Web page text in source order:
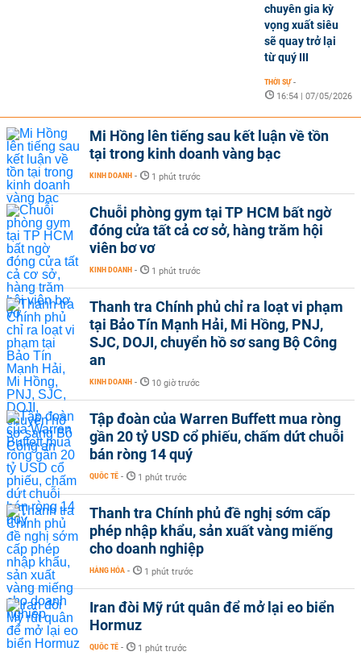
chuyên gia kỳ
vọng xuất siêu
sẽ quay trở lại
từ quý III
THỜI SỰ -
16:54 | 07/05/2026
Mi Hồng lên tiếng sau kết luận về tồn
tại trong kinh doanh vàng bạc
KINH DOANH - 1 phút trước
Chuỗi phòng gym tại TP HCM bất ngờ
đóng cửa tất cả cơ sở, hàng trăm hội
viên bơ vơ
KINH DOANH - 1 phút trước
Thanh tra Chính phủ chỉ ra loạt vi phạm
tại Bảo Tín Mạnh Hải, Mi Hồng, PNJ,
SJC, DOJI, chuyển hồ sơ sang Bộ Công
an
KINH DOANH - 10 giờ trước
Tập đoàn của Warren Buffett mua ròng
gần 20 tỷ USD cổ phiếu, chấm dứt chuỗi
bán ròng 14 quý
QUỐC TẾ - 1 phút trước
Thanh tra Chính phủ đề nghị sớm cấp
phép nhập khẩu, sản xuất vàng miếng
cho doanh nghiệp
HÀNG HÓA - 1 phút trước
Iran đòi Mỹ rút quân để mở lại eo biển
Hormuz
QUỐC TẾ - 1 phút trước